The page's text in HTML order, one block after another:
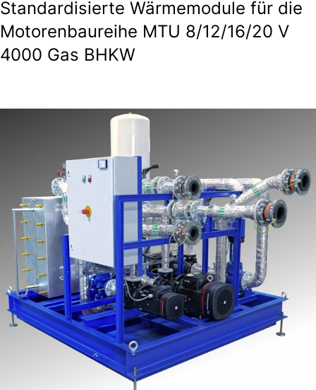
Standardisierte Wärmemodule für die
Motorenbaureihe MTU 8/12/16/20 V
4000 Gas BHKW